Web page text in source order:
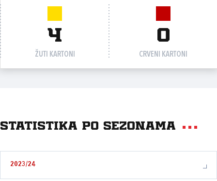
4
ŽUTI KARTONI
0
CRVENI KARTONI
Statistika po sezonama
2023/24